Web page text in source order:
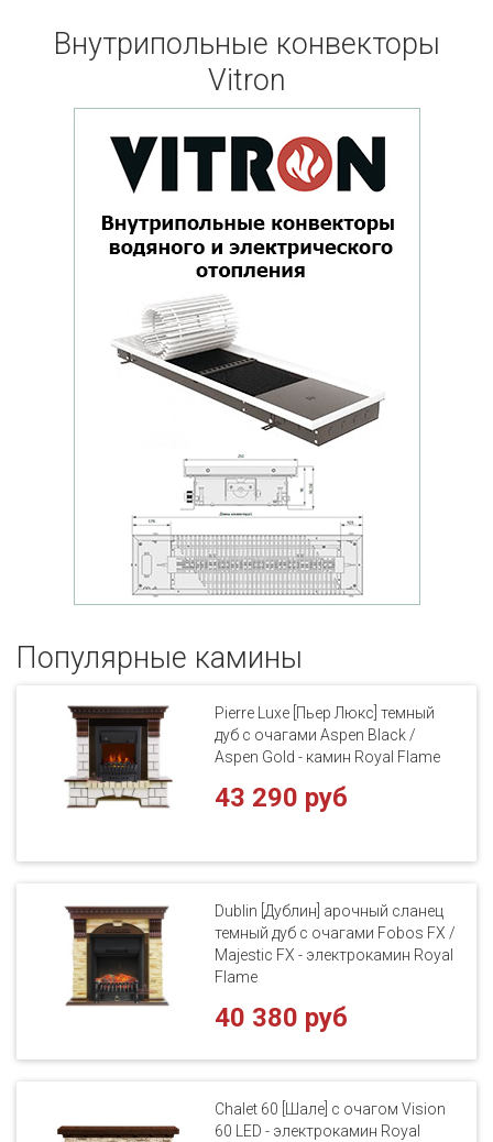
Внутрипольные конвекторы
Vitron
Популярные кaмины
Pierre Luxe [Пьер Люкс] темный
дуб с очагами Aspen Black /
Aspen Gold - камин Royal Flame
43 290 руб
Dublin [Дублин] арочный сланец
темный дуб с очагами Fobos FX /
Majestic FX - электрокамин Royal
Flame
40 380 руб
Chalet 60 [Шале] с очагом Vision
60 LED - электрокамин Royal